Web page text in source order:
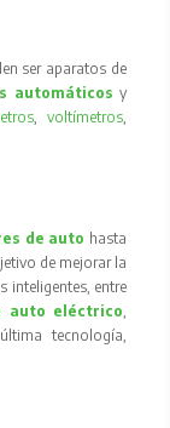
ser aparatos de
automáticos y
, voltímetros,
de auto hasta
de mejorar la
inteligentes, entre
auto eléctrico,
tecnología,